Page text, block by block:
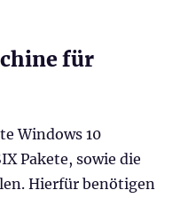
für
Windows 10
Pakete, sowie die
Hierfür benötigen